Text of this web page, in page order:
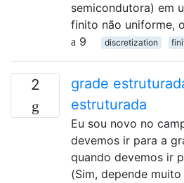
semicondutora) em
finito não uniforme,
9
discretization
2
grade
estruturada
Eu sou novo no
devemos ir para a
quando devemos ir
(Sim, depende